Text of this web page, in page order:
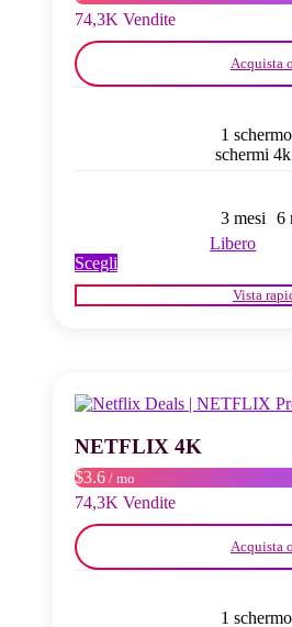
del
74,3K Vendite
Acquista
1
schermi 4k
3 mesi 6
Libero
Scegli
prodotto
ha
possono
scelte
nella
pagina
del
Vista
NETFLIX 4K
$3.6 / mo
74,3K Vendite
Acquista
1